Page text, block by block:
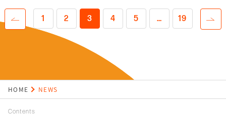
1 2 3 4 5 … 19
HOME NEWS
Contents